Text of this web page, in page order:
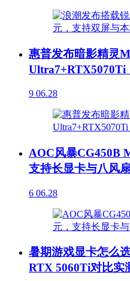
惠普发布暗影精灵
Ultra7+RTX5070Ti
9 06.28
AOC风暴CG450B
支持长显卡与八风
6 06.28
暑期游戏显卡怎么
RTX 5060Ti对比实